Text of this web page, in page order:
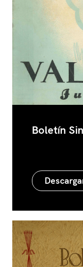
en políticas
rasgos básicos
Boletín